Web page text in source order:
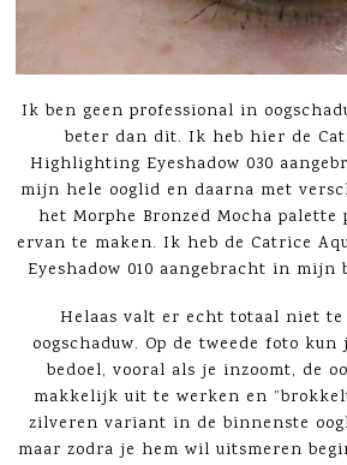
Ik ben geen professional in
beter dan dit. Ik heb hier de
Highlighting Eyeshadow 030
mijn hele ooglid en daarna met
het Morphe Bronzed Mocha palette
ervan te maken. Ik heb de Catrice
Eyeshadow 010 aangebracht in mijn
Helaas valt er echt totaal niet te
oogschaduw. Op de tweede foto
bedoel, vooral als je inzoomt, de
makkelijk uit te werken en
zilveren variant in de binnenste
maar zodra je hem wil uitsmeren